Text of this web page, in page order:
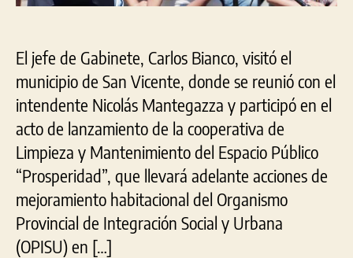
El jefe de Gabinete, Carlos Bianco, visitó el
municipio de San Vicente, donde se reunió con el
intendente Nicolás Mantegazza y participó en el
acto de lanzamiento de la cooperativa de
Limpieza y Mantenimiento del Espacio Público
“Prosperidad”, que llevará adelante acciones de
mejoramiento habitacional del Organismo
Provincial de Integración Social y Urbana
(OPISU) en […]